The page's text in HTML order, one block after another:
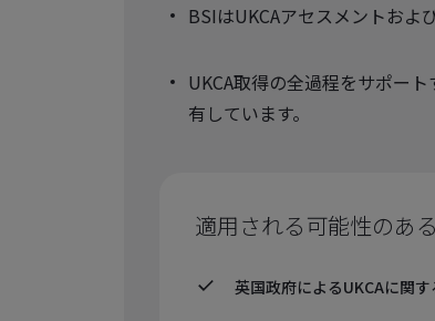
BSIはUKCAアセスメントおよ
UKCA取得の全過程をサポー
有しています。
適用される可能性のあ
英国政府によるUKCAに関す